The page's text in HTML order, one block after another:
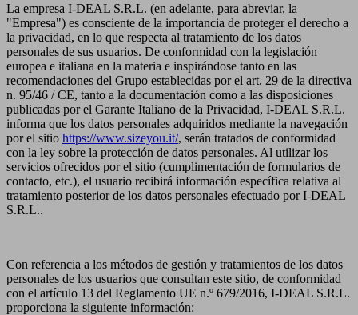
La empresa I-DEAL S.R.L. (en adelante, para abreviar, la
"Empresa") es consciente de la importancia de proteger el derecho a
la privacidad, en lo que respecta al tratamiento de los datos
personales de sus usuarios. De conformidad con la legislación
europea e italiana en la materia e inspirándose tanto en las
recomendaciones del Grupo establecidas por el art. 29 de la directiva
n. 95/46 / CE, tanto a la documentación como a las disposiciones
publicadas por el Garante Italiano de la Privacidad, I-DEAL S.R.L.
informa que los datos personales adquiridos mediante la navegación
por el sitio https://www.sizeyou.it/, serán tratados de conformidad
con la ley sobre la protección de datos personales. Al utilizar los
servicios ofrecidos por el sitio (cumplimentación de formularios de
contacto, etc.), el usuario recibirá información específica relativa al
tratamiento posterior de los datos personales efectuado por I-DEAL
S.R.L..
Con referencia a los métodos de gestión y tratamientos de los datos
personales de los usuarios que consultan este sitio, de conformidad
con el artículo 13 del Reglamento UE n.º 679/2016, I-DEAL S.R.L.
proporciona la siguiente información: